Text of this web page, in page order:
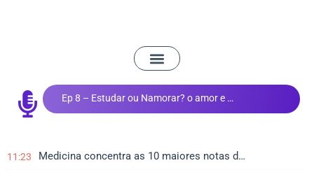
Ep 8 – Estudar ou Namorar? o amor e os estudos
11:23 Medicina concentra as 10 maiores notas do Vestibular de Inverno da UEM